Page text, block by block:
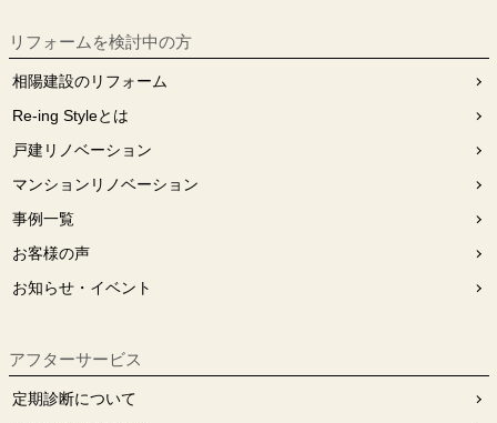
リフォームを検討中の⽅
相陽建設のリフォーム
Re-ing Styleとは
戸建リノベーション
マンションリノベーション
事例一覧
お客様の声
お知らせ・イベント
アフターサービス
定期診断について